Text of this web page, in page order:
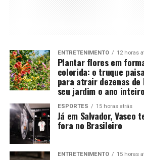
ENTRETENIMENTO 12 horas
Plantar flores em
colorida: o truque
para atrair dezenas
seu jardim o ano inteiro
ESPORTES 15 horas atrás
Já em Salvador,
fora no Brasileiro
ENTRETENIMENTO 15 horas